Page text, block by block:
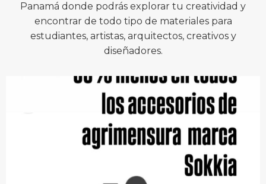
Panamá donde podrás explorar tu creatividad y
encontrar de todo tipo de materiales para
estudiantes, artistas, arquitectos, creativos y
diseñadores.